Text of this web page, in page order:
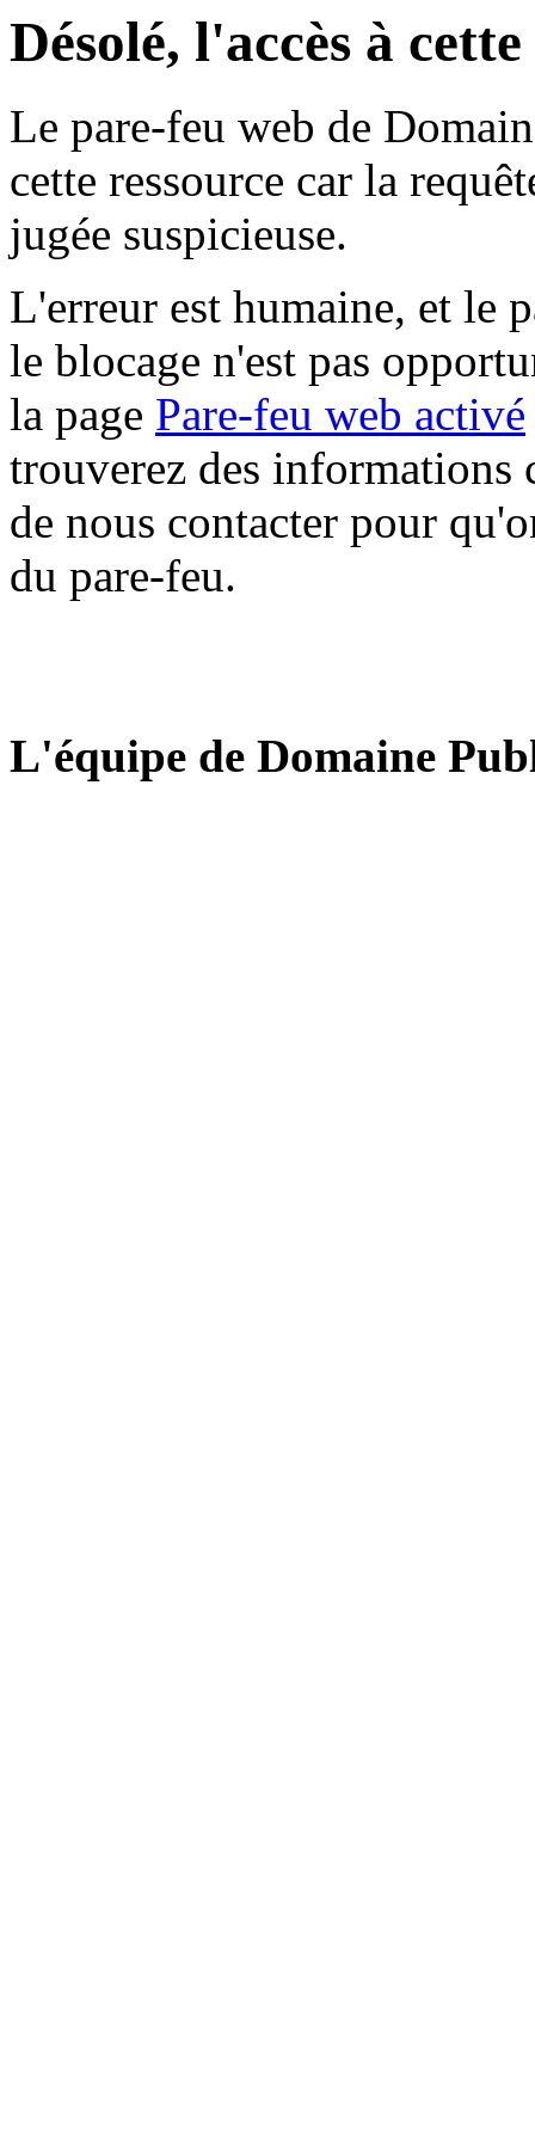
Désolé, l'accès à
Le pare-feu web de
cette ressource car la
jugée suspicieuse.
L'erreur est humaine, et le
le blocage n'est pas
la page Pare-feu web activé
trouverez des informations
de nous contacter pour
du pare-feu.
L'équipe de Domaine